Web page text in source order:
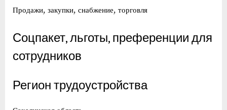
Продажи, закупки, снабжение, торговля
Соцпакет, льготы, преференции для
сотрудников
Регион трудоустройства